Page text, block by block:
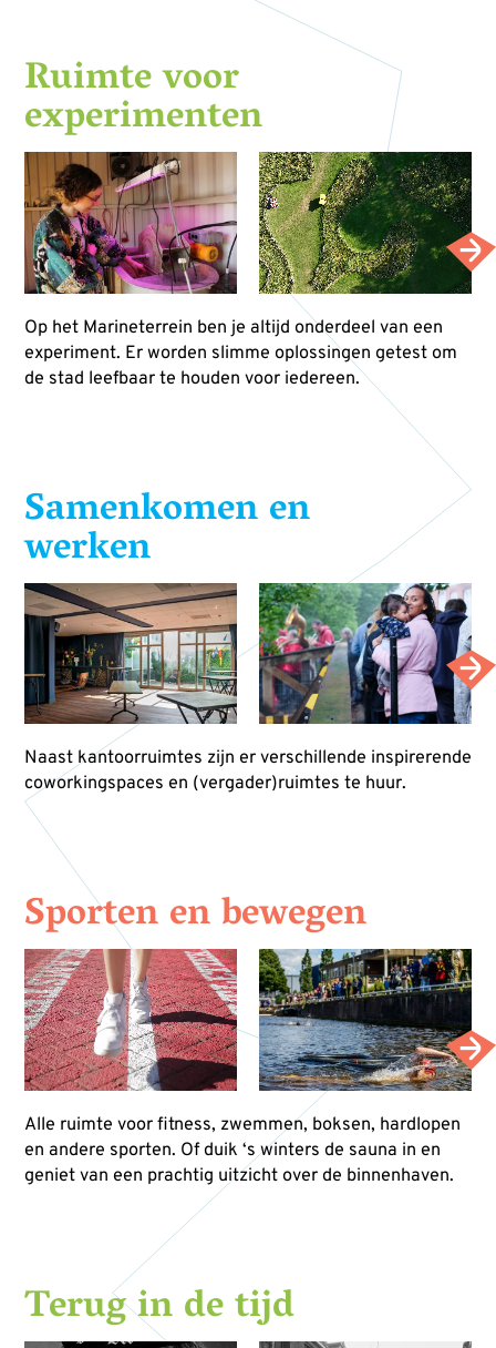
Ruimte voor
experimenten
Op het Marineterrein ben je altijd onderdeel van een
experiment. Er worden slimme oplossingen getest om
de stad leefbaar te houden voor iedereen.
Samenkomen en
werken
Naast kantoorruimtes zijn er verschillende inspirerende
coworkingspaces en (vergader)ruimtes te huur.
Sporten en bewegen
Alle ruimte voor fitness, zwemmen, boksen, hardlopen
en andere sporten. Of duik ‘s winters de sauna in en
geniet van een prachtig uitzicht over de binnenhaven.
Terug in de tijd